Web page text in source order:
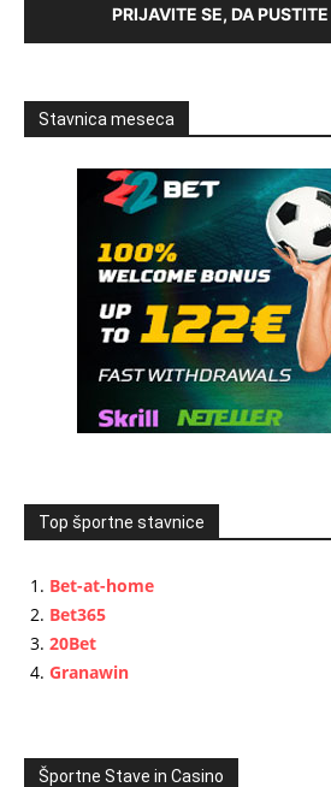
PRIJAVITE SE, DA
Stavnica meseca
Top športne stavnice
Bet-at-home
Bet365
20Bet
Granawin
Športne Stave in Casino